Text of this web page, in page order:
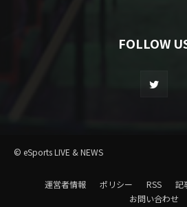
FOLLOW
© eSports LIVE & NEWS
運営者情報 ポリシー RSS
記
お問い合わせ